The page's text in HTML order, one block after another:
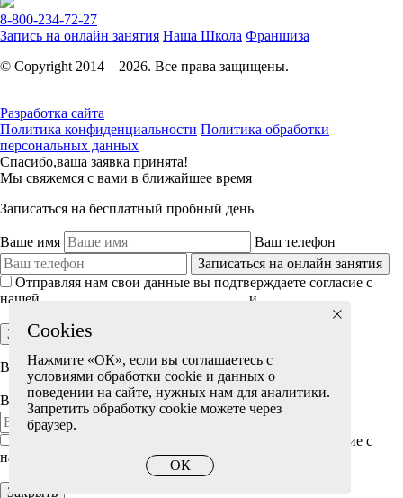
8-800-234-72-27
Запись на онлайн занятия Наша Школа Франшиза
© Copyright 2014 – 2026. Все права защищены.
Разработка сайта
Политика конфиденциальности Политика обработки
персональных данных
Спасибо,ваша заявка принята!
Мы свяжемся с вами в ближайшее время
Записаться на бесплатный пробный день
Ваше имя
Ваш телефон
Записаться на онлайн занятия
Отправляя нам свои данные вы подтверждаете согласие с
нашей
и
Закрыть
Выбран тариф:
Ваше имя
Ваш телефон
Отправляя нам свои данные вы подтверждаете согласие с
нашей
политикой конфиденциальности
Закрыть
Cookies
Нажмите «ОК», если вы соглашаетесь с
условиями обработки cookie и данных о
поведении на сайте, нужных нам для аналитики.
Запретить обработку cookie можете через
браузер.
ОК